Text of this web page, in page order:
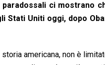
ci mostrano
Stati Uniti oggi, dopo
americana, non è